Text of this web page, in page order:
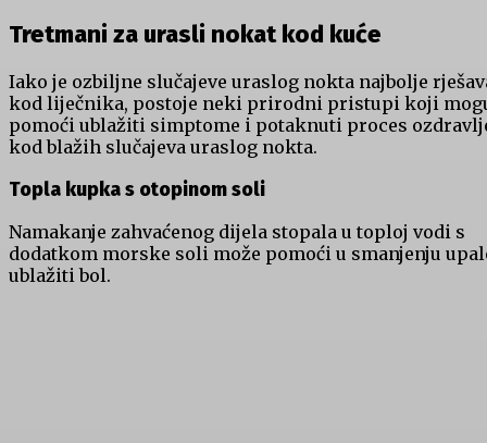
Tretmani za urasli nokat kod kuće
Iako je ozbiljne slučajeve uraslog nokta najbolje
kod liječnika, postoje neki prirodni pristupi koji
pomoći ublažiti simptome i potaknuti proces
kod blažih slučajeva uraslog nokta.
Topla kupka s otopinom soli
Namakanje zahvaćenog dijela stopala u toploj vodi s
dodatkom morske soli može pomoći u smanjenju
ublažiti bol.